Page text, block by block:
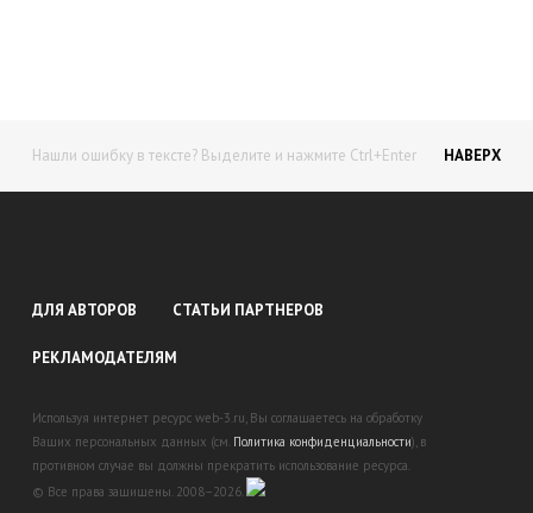
Нашли ошибку в тексте? Выделите и нажмите Ctrl+Enter НАВЕРХ
ДЛЯ АВТОРОВ СТАТЬИ ПАРТНЕРОВ
РЕКЛАМОДАТЕЛЯМ
Используя интернет ресурс web-3.ru, Вы соглашаетесь на обработку
Ваших персональных данных (см. Политика конфиденциальности), в
противном случае вы должны прекратить использование ресурса.
© Все права защищены. 2008–2026.